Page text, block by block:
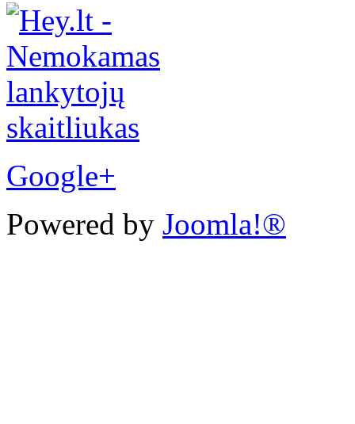
Google+
Powered by Joomla!®